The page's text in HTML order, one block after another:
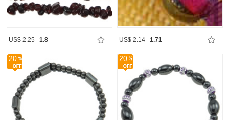
US$ 2.25 1.8 US$ 2.14 1.71
20 20